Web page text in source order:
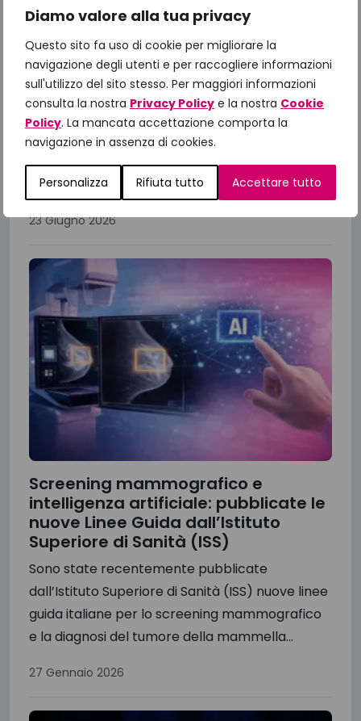
Diamo valore alla tua privacy
Questo sito fa uso di cookie per migliorare la
navigazione degli utenti e per raccogliere informazioni
sull'utilizzo del sito stesso. Per maggiori informazioni
consulta la nostra Privacy Policy e la nostra Cookie
Policy. La mancata accettazione comporta la
navigazione in assenza di cookies.
Personalizza Rifiuta tutto Accettare tutto
Il Manifesto di Fondazione
IncontraDonna: dalle priorità alle
azioni, il confronto con le Istituzioni
per gli obiettivi 2026
A un anno dalla presentazione del Manifesto
“Un impegno per la Salute 2025-2027”,
Fondazione IncontraDonna ha riunito istituzioni,
comunità scientifica, associazioni di...
23 Giugno 2026
Screening mammografico e
intelligenza artificiale: pubblicate le
nuove Linee Guida dall’Istituto
Superiore di Sanità (ISS)
Sono state recentemente pubblicate
dall’Istituto Superiore di Sanità (ISS) nuove linee
guida italiane per lo screening mammografico
e la diagnosi del tumore della mammella...
27 Gennaio 2026